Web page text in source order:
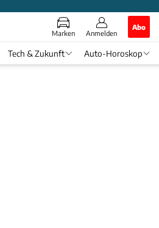
Marken Anmelden
Abo
Tech & Zukunft Auto-Horoskop